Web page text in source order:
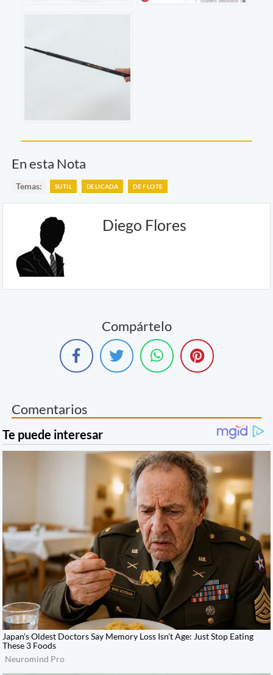
En esta Nota
Temas: SUTIL DELICADA DE FLOTE
Diego Flores
Compártelo
Comentarios